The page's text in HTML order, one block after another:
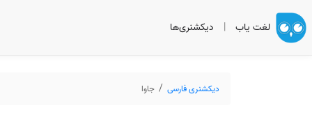
لغت یاب | دیکشنری‌ها
دیکشنری فارسی جاوا